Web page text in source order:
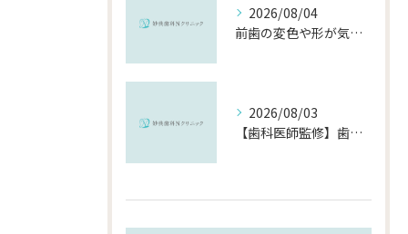
2026/08/04
前歯の変色や形が気になる…削らずにきれいに整える「ダイレクトボンディング」とは？
2026/08/03
【歯科医師監修】歯磨きで歯茎や歯が痛い5つの原因と治療法｜何科・いつ病院へ行くべき？